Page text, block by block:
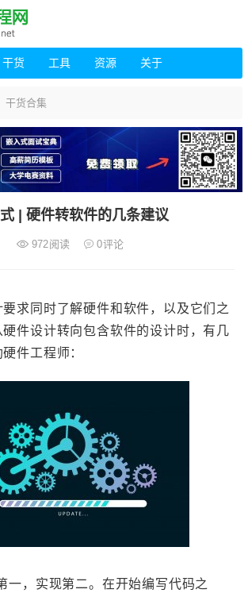
干货 工具 资源 关于
干货合集
| 硬件转软件的几条建议
972阅读 0评论
求同时了解硬件和软件，以及它们之
件设计转向包含软件的设计时，有几
件工程师：
一，实现第二。在开始编写代码之